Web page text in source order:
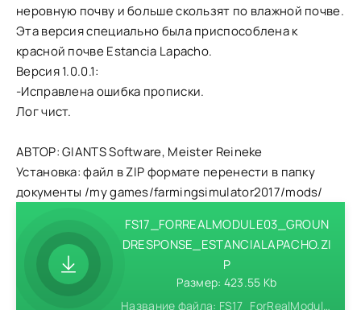
неровную почву и больше скользят по влажной почве.
Эта версия специально была приспособлена к
красной почве Estancia Lapacho.
Версия 1.0.0.1:
-Исправлена ошибка прописки.
Лог чист.
АВТОР: GIANTS Software, Meister Reineke
Установка: файл в ZIP формате перенести в папку
документы /my games/farmingsimulator2017/mods/
FS17_FORREALMODULE03_GROUN
DRESPONSE_ESTANCIALAPACHO.ZI
P
Размер: 423.55 Kb
Название файла: FS17_ForRealModule03_GroundResponse_EstanciaLapacho.zip